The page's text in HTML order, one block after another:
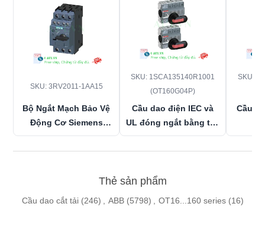
SKU: 3RV2011-1AA15
Bộ Ngắt Mạch Bảo Vệ
Động Cơ Siemens
3RV2011-1AA15(1.1-
1.6A) - Chống Quá Tải,
SKU: 1SCA135140R1001
(OT160G04P)
Cầu dao điện IEC và
UL đóng ngắt bằng tay
ABB
1SCA135140R1001
SKU:
Cầu
(
63A
Thẻ sản phẩm
Cầu dao cắt tải (246) ABB (5798) OT16...160 series (16)